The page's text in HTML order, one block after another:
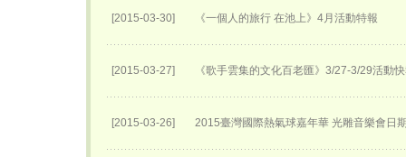
[2015-03-30] 《一個人的旅行 在池上》4月活動特報
[2015-03-27] 《歌手雲集的文化百老匯》3/27-3/29活動
[2015-03-26] 2015臺灣國際熱氣球嘉年華 光雕音樂會日